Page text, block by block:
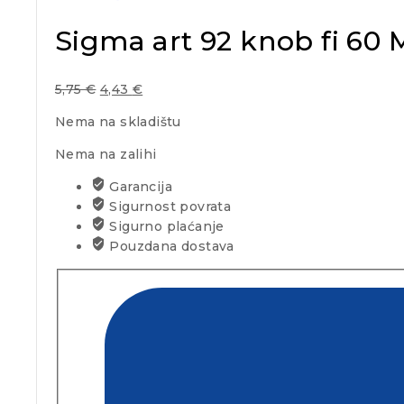
Sigma art 92 knob fi 60
5,75€ 4,43 €
Nema na skladištu
Nema na zalihi
Garancija
Sigurnost povrata
Sigurno plaćanje
Pouzdana dostava